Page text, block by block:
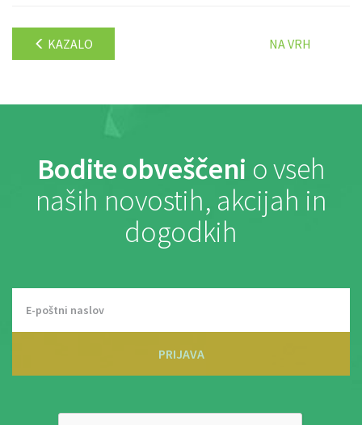
KAZALO NA VRH
Bodite obveščeni o vseh
naših novostih, akcijah in
dogodkih
PRIJAVA